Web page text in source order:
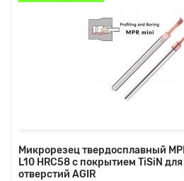
Микрорезец твердосплавный
L10 HRC58 с покрытием TiSiN
отверстий AGIR